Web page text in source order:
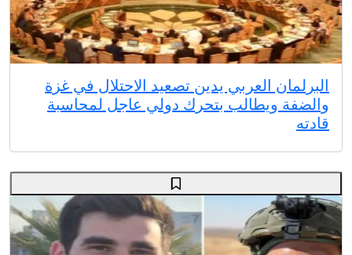
البرلمان العربي يدين تصعيد الاحتلال في غزة
والضفة ويطالب بتحرك دولي عاجل لمحاسبة
قادته